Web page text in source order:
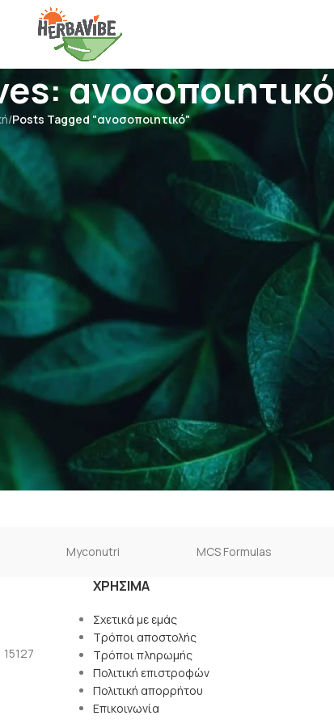
ανοσοποιητικό
/Posts Tagged "ανοσοποιητικό"
Myconutri MCS Formulas
ΧΡΉΣΙΜΑ
Σχετικά με εμάς
Τρόποι αποστολής
Τρόποι πληρωμής
Πολιτική επιστροφών
Πολιτική απορρήτου
Επικοινωνία